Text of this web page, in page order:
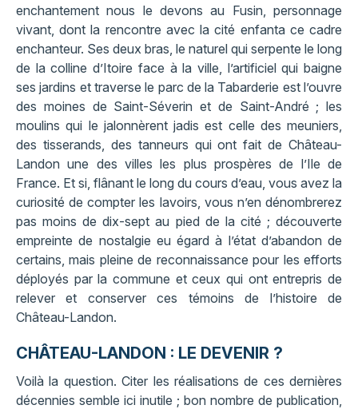
enchantement nous le devons au Fusin, personnage
vivant, dont la rencontre avec la cité enfanta ce cadre
enchanteur. Ses deux bras, le naturel qui serpente le long
de la colline d’Itoire face à la ville, l’artificiel qui baigne
ses jardins et traverse le parc de la Tabarderie est l’ouvre
des moines de Saint-Séverin et de Saint-André ; les
moulins qui le jalonnèrent jadis est celle des meuniers,
des tisserands, des tanneurs qui ont fait de Château-
Landon une des villes les plus prospères de l’Ile de
France. Et si, flânant le long du cours d’eau, vous avez la
curiosité de compter les lavoirs, vous n’en dénombrerez
pas moins de dix-sept au pied de la cité ; découverte
empreinte de nostalgie eu égard à l’état d’abandon de
certains, mais pleine de reconnaissance pour les efforts
déployés par la commune et ceux qui ont entrepris de
relever et conserver ces témoins de l’histoire de
Château-Landon.
CHÂTEAU-LANDON : LE DEVENIR ?
Voilà la question. Citer les réalisations de ces dernières
décennies semble ici inutile ; bon nombre de publication,